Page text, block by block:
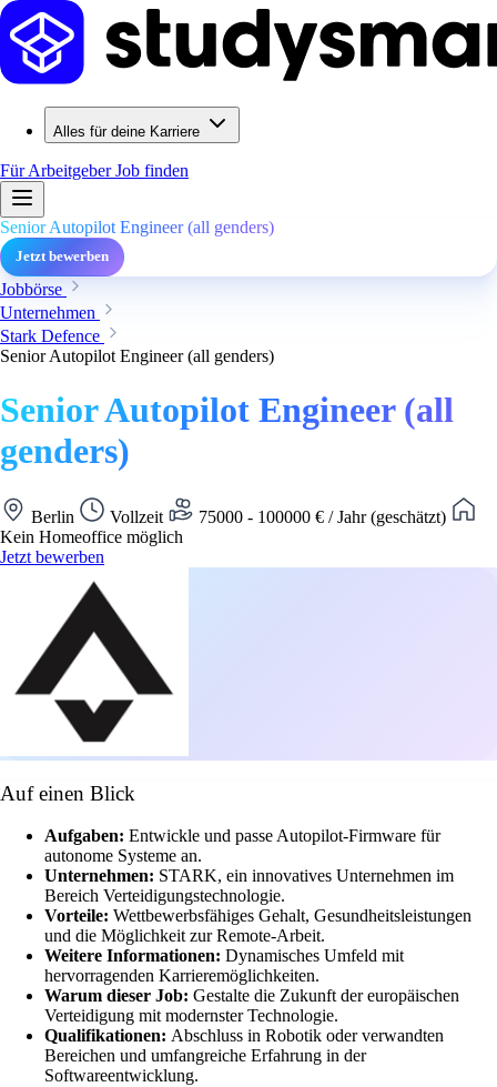
Alles für deine Karriere
Für ArbeitgeberJob finden
Senior Autopilot Engineer (all genders)
Jetzt bewerben
Jobbörse
Unternehmen
Stark Defence
Senior Autopilot Engineer (all genders)
Senior Autopilot Engineer (all
genders)
Berlin Vollzeit
75000 - 100000 € / Jahr (geschätzt)
Kein Homeoffice möglich
Jetzt bewerben
Auf einen Blick
Aufgaben: Entwickle und passe Autopilot-Firmware für
autonome Systeme an.
Unternehmen: STARK, ein innovatives Unternehmen im
Bereich Verteidigungstechnologie.
Vorteile: Wettbewerbsfähiges Gehalt, Gesundheitsleistungen
und die Möglichkeit zur Remote-Arbeit.
Weitere Informationen: Dynamisches Umfeld mit
hervorragenden Karrieremöglichkeiten.
Warum dieser Job: Gestalte die Zukunft der europäischen
Verteidigung mit modernster Technologie.
Qualifikationen: Abschluss in Robotik oder verwandten
Bereichen und umfangreiche Erfahrung in der
Softwareentwicklung.